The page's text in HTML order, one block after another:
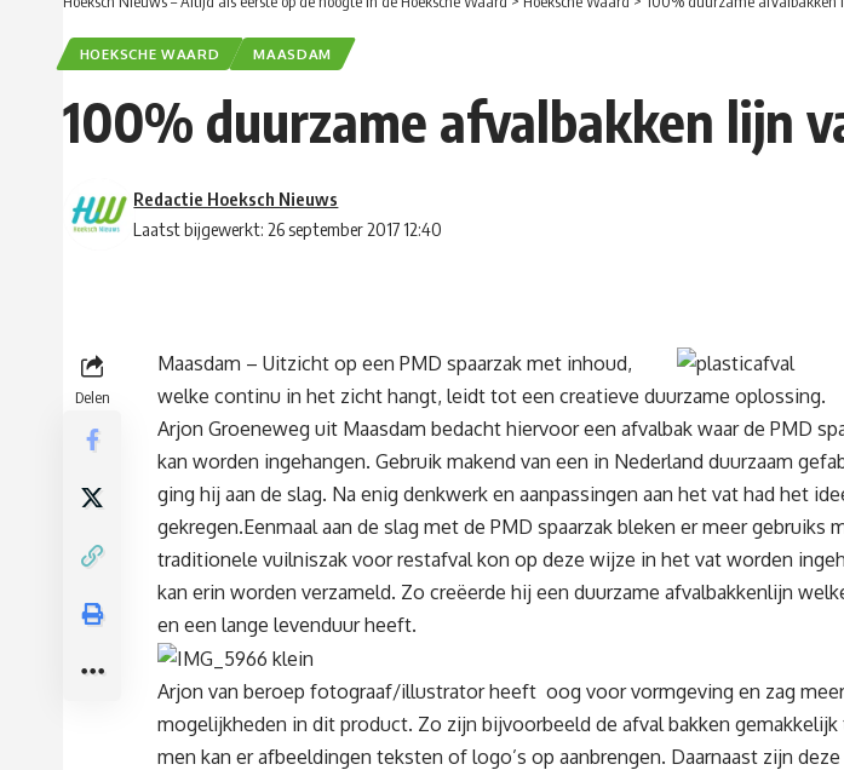
HOEKSCHE WAARD MAASDAM
100% duurzame afvalbakken lijn
Laatst bijgewerkt: 26 september 2017 12:40
Redactie Hoeksch Nieuws
Delen
Maasdam – Uitzicht op een PMD spaarzak met inhoud,
welke continu in het zicht hangt, leidt tot een creatieve duurzame oplossing.
Arjon Groeneweg uit Maasdam bedacht hiervoor een afvalbak waar de PMD
kan worden ingehangen. Gebruik makend van een in Nederland duurzaam
ging hij aan de slag. Na enig denkwerk en aanpassingen aan het vat had het
gekregen.Eenmaal aan de slag met de PMD spaarzak bleken er meer gebruiks
traditionele vuilniszak voor restafval kon op deze wijze in het vat worden
kan erin worden verzameld. Zo creëerde hij een duurzame afvalbakkenlijn
en een lange levenduur heeft.
Arjon van beroep fotograaf/illustrator heeft oog voor vormgeving en zag
mogelijkheden in dit product. Zo zijn bijvoorbeeld de afval bakken gemakkelijk
men kan er afbeeldingen teksten of logo’s op aanbrengen. Daarnaast zijn